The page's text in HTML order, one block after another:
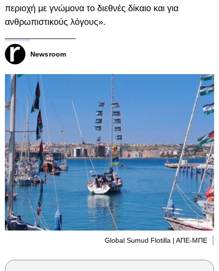
περιοχή με γνώμονα το διεθνές δίκαιο και για
ανθρωπιστικούς λόγους».
Newsroom
Global Sumud Flotilla | AΠΕ-ΜΠΕ